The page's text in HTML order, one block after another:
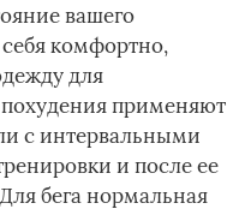
вашего
себя комфортно,
для
применяют
с интервальными
и после ее
бега нормальная